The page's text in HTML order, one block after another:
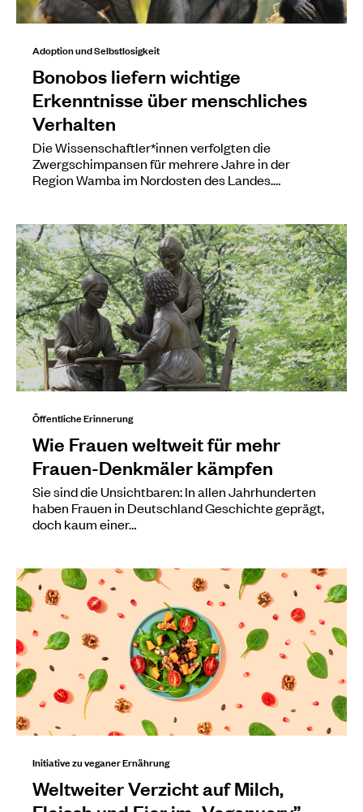
Adoption und Selbstlosigkeit
Bonobos liefern wichtige
Erkenntnisse über menschliches
Verhalten
Die Wissenschaftler*innen verfolgten die
Zwergschimpansen für mehrere Jahre in der
Region Wamba im Nordosten des Landes.…
Öffentliche Erinnerung
Wie Frauen weltweit für mehr
Frauen-Denkmäler kämpfen
Sie sind die Unsichtbaren: In allen Jahrhunderten
haben Frauen in Deutschland Geschichte geprägt,
doch kaum einer…
Initiative zu veganer Ernährung
Weltweiter Verzicht auf Milch,